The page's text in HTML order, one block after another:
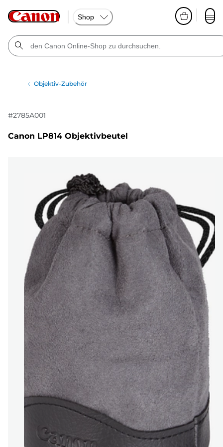
Shop
Objektiv-Zubehör
#2785A001
Canon LP814 Objektivbeutel